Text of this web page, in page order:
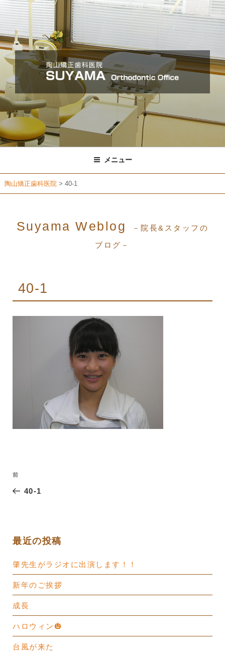
コ
ン
ン
ツ
ス
キ
ッ
プ
メニュー
陶山矯正歯科医院 > 40-1
Suyama Weblog －院長&スタッフの
ブログ－
40-1
投
ナ
ー
ョ
ン
過
去
前
40-1
最近の投稿
肇先生がラジオに出演します！！
新年のご挨拶
成長
ハロウィン🎃
台風が来た